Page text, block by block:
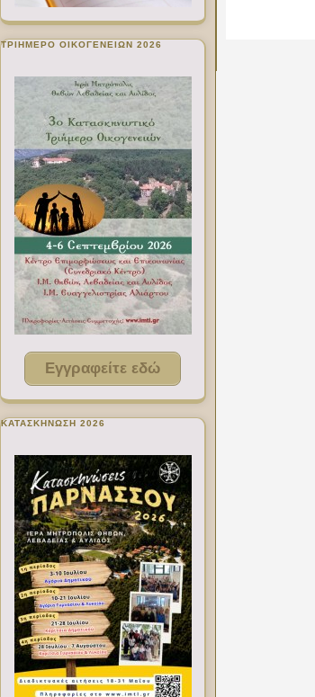
ΤΡΙΗΜΕΡΟ ΟΙΚΟΓΕΝΕΙΩΝ 2026
Εγγραφείτε εδώ
ΚΑΤΑΣΚΗΝΩΣΗ 2026